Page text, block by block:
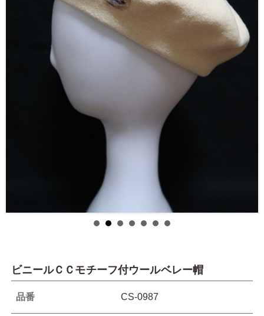
ビニールＣＣモチーフ付ウールベレー帽
品番 CS-0987